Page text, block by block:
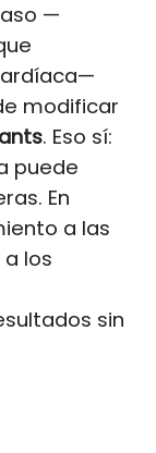
—
modificar
. Eso sí:
puede
En
a las
los
sin